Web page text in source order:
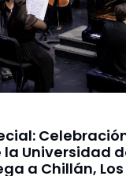
Universidad
a Chillán,